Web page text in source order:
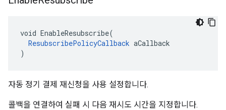
void EnableResubscribe(
ResubscribePolicyCallback aCallback
)
자동 정기 결제 재신청을 사용 설정합니다.
콜백을 연결하여 실패 시 다음 재시도 시간을 지정합니다.